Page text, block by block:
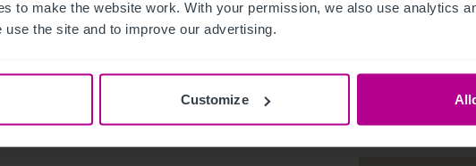
to make the website work. With your permission, we also use analytics
use the site and to improve our advertising.
Customize
Details